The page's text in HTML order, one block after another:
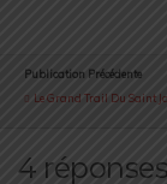
Publication Précédente
Le Grand Trail Du Saint
4 réponses